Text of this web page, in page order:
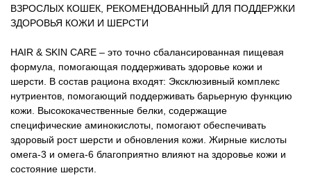
ВЗРОСЛЫХ КОШЕК, РЕКОМЕНДОВАННЫЙ ДЛЯ ПОДДЕРЖКИ
ЗДОРОВЬЯ КОЖИ И ШЕРСТИ
HAIR & SKIN CARE – это точно сбалансированная пищевая
формула, помогающая поддерживать здоровье кожи и
шерсти. В состав рациона входят: Эксклюзивный комплекс
нутриентов, помогающий поддерживать барьерную функцию
кожи. Высококачественные белки, содержащие
специфические аминокислоты, помогают обеспечивать
здоровый рост шерсти и обновления кожи. Жирные кислоты
омега-3 и омега-6 благоприятно влияют на здоровье кожи и
состояние шерсти.
Товары для людей
Хозряд - хозтовары оптом
Популярные зоотовары
Архив / Снято с производства